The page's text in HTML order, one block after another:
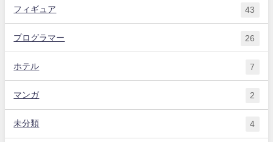
フィギュア 43
プログラマー 26
ホテル 7
マンガ 2
未分類 4